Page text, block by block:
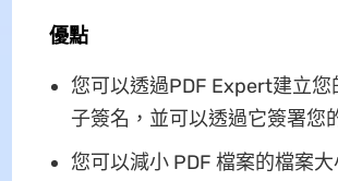
優點
您可以透過PDF Expert建立您
子簽名，並可以透過​​它簽署您
您可以減小 PDF 檔案的檔案